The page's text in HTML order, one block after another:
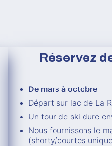
Réservez
De mars à octobre
Départ sur lac de La
Un tour de ski dure
Nous fournissons le
(shorty/courtes